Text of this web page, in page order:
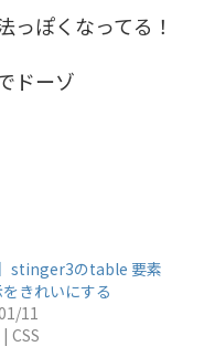
ぽくなってる！
ドーゾ
】stinger3のtable 要素
きれいにする
11
CSS